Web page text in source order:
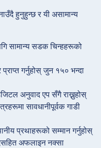
हुनुहुन्छ र यी असामान्य
सामान्य सडक चिन्हहरूको
प्राप्त गर्नुहोस् जुन १५० भन्दा
अनुवाद एप सँगै राख्नुहोस्
सावधानीपूर्वक गाडी
प्रथाहरूको सम्मान गर्नुहोस्
अफलाइन नक्सा